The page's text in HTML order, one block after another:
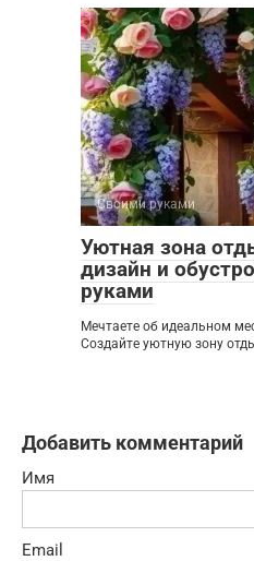
Своими руками
Уютная зона
дизайн и
руками
Мечтаете об идеальном
Создайте уютную зону
Добавить комментарий
Имя
Email